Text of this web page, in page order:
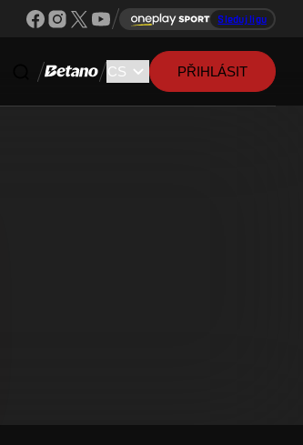
Sleduj ligu
PŘIHLÁSIT